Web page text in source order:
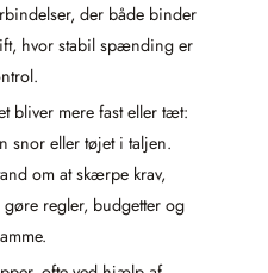
der både binder
hvor stabil spænding er
bliver mere fast eller tæt:
snor eller tøjet i taljen.
om at skærpe krav,
regler, budgetter og